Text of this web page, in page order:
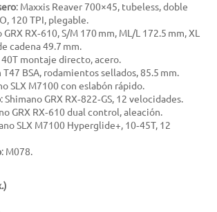
: Maxxis Reaver 700×45, tubeless, doble
120 TPI, plegable.
GRX RX‑610, S/M 170 mm, ML/L 172.5 mm, XL
cadena 49.7 mm.
40T montaje directo, acero.
T47 BSA, rodamientos sellados, 85.5 mm.
SLX M7100 con eslabón rápido.
: Shimano GRX RX‑822‑GS, 12 velocidades.
GRX RX‑610 dual control, aleación.
SLX M7100 Hyperglide+, 10‑45T, 12
: M078.